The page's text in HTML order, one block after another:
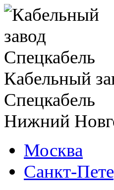
Кабельный
Спецкабель
Нижний
Москва
Санкт-